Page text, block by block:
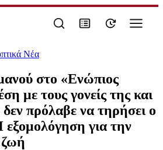
Νέα
στο «Ενώπιος
με τους γονείς της και
πρόλαβε να τηρήσει ο
για την